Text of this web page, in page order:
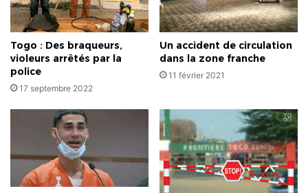
Togo : Des braqueurs,
violeurs arrêtés par la
police
17 septembre 2022
Un accident de circulation
dans la zone franche
11 février 2021